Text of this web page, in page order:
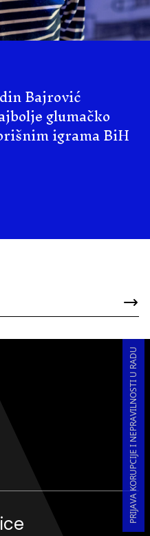
Bajrović
glumačko
igrama BiH
PRIJAVA KORUPCIJE I NEPRAVILNOSTI U RADU